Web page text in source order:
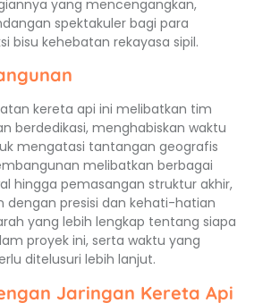
yang mencengangkan,
spektakuler bagi para
bisu kehebatan rekayasa sipil.
kereta api ini melibatkan tim
berdedikasi, menghabiskan waktu
mengatasi tantangan geografis
melibatkan berbagai
hingga pemasangan struktur akhir,
dengan presisi dan kehati-hatian
yang lebih lengkap tentang siapa
proyek ini, serta waktu yang
ditelusuri lebih lanjut.
Jaringan Kereta Api